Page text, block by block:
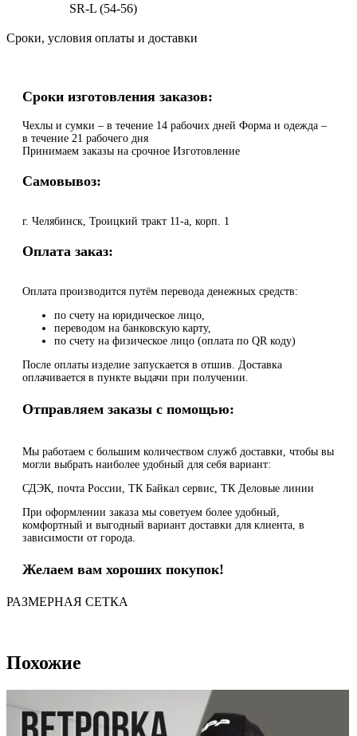
SR-L (54-56)
Сроки, условия оплаты и доставки
Сроки изготовления заказов:
Чехлы и сумки – в течение 14 рабочих дней Форма и одежда –
в течение 21 рабочего дня
Принимаем заказы на срочное Изготовление
Самовывоз:
г. Челябинск, Троицкий тракт 11-а, корп. 1
Оплата заказ:
Оплата производится путём перевода денежных средств:
по счету на юридическое лицо,
переводом на банковскую карту,
по счету на физическое лицо (оплата по QR коду)
После оплаты изделие запускается в отшив. Доставка
оплачивается в пункте выдачи при получении.
Отправляем заказы с помощью:
Мы работаем с большим количеством служб доставки, чтобы вы
могли выбрать наиболее удобный для себя вариант:
СДЭК, почта России, ТК Байкал сервис, ТК Деловые линии
При оформлении заказа мы советуем более удобный,
комфортный и выгодный вариант доставки для клиента, в
зависимости от города.
Желаем вам хороших покупок!
РАЗМЕРНАЯ СЕТКА
Похожие